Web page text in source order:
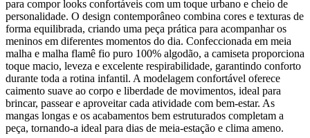
para compor looks confortáveis com um toque urbano e cheio de
personalidade. O design contemporâneo combina cores e texturas de
forma equilibrada, criando uma peça prática para acompanhar os
meninos em diferentes momentos do dia. Confeccionada em meia
malha e malha flamê fio puro 100% algodão, a camiseta proporciona
toque macio, leveza e excelente respirabilidade, garantindo conforto
durante toda a rotina infantil. A modelagem confortável oferece
caimento suave ao corpo e liberdade de movimentos, ideal para
brincar, passear e aproveitar cada atividade com bem-estar. As
mangas longas e os acabamentos bem estruturados completam a
peça, tornando-a ideal para dias de meia-estação e clima ameno.